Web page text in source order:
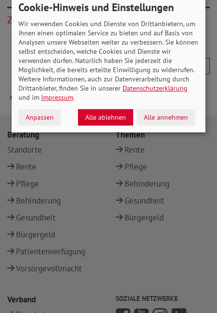
Zurück
Beratung
Standorte
Rente
Pflege
Behinderung
Gesundheit
Bürgergeld
Patientenverfügung
Vorsorgevollmacht
Themen
Rente
Pflege
Behinderung
Gesundheit
Bürgergeld
Verband
SOZIALE NETZWERKE
Cookie-Hinweis und Einstellungen
Wir verwenden Cookies und Dienste von Drittanbietern, um
Ihnen einen optimalen Service zu bieten und auf Basis von
Analysen unsere Webseiten weiter zu verbessern. Sie können
selbst entscheiden, welche Cookies und Dienste wir
verwenden dürfen. Natürlich haben Sie jederzeit die
Möglichkeit, die bereits erteilte Einwilligung zu widerrufen.
Weitere Informationen, auch zur Datenverarbeitung durch
Drittanbieter, finden Sie in unserer Datenschutzerklärung
und im Impressum.
Anpassen Alle ablehnen Alle annehmen